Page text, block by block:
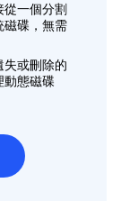
從一個分割
磁碟，無需
失或刪除的
動態磁碟